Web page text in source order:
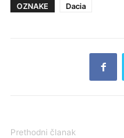
OZNAKE Dacia
Prethodni članak